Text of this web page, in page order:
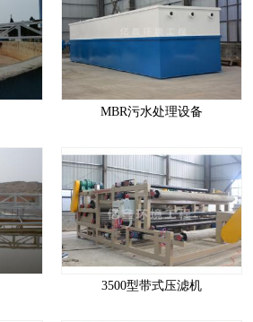
MBR污水处理设备
3500型带式压滤机